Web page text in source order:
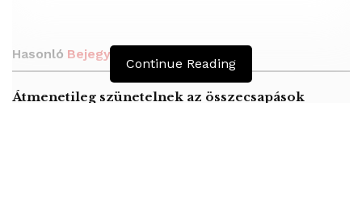
Hasonló Bejegyzések
Átmenetileg szünetelnek az összecsapások
Continue Reading